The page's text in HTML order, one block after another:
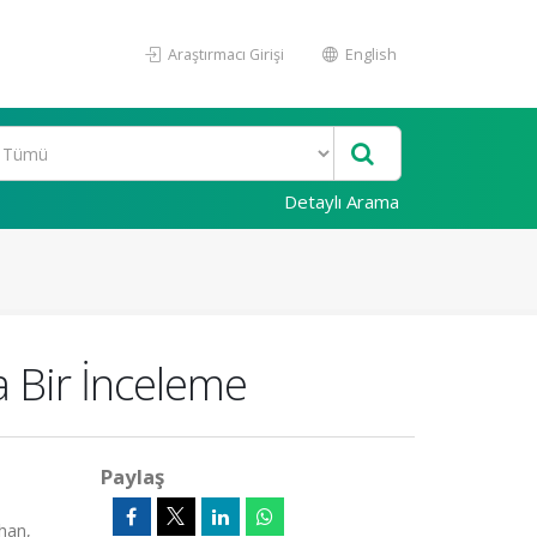
Araştırmacı Girişi English
Detaylı Arama
Bir İnceleme
Paylaş